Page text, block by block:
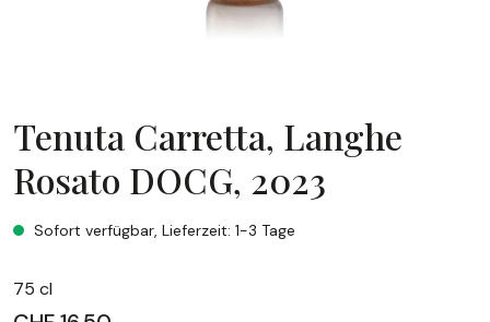
Tenuta Carretta, Langhe
Rosato DOCG, 2023
Tenuta Carretta, Langhe Rosato DOCG, 2023
Sofort verfügbar, Lieferzeit: 1-3 Tage
75 cl